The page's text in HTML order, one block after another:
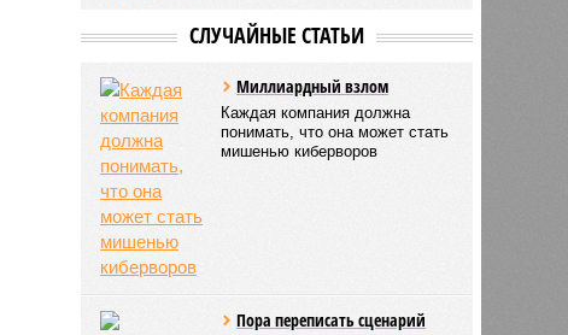
СЛУЧАЙНЫЕ СТАТЬИ
Миллиардный взлом
Каждая компания должна
понимать, что она может стать
мишенью киберворов
Пора переписать сценарий